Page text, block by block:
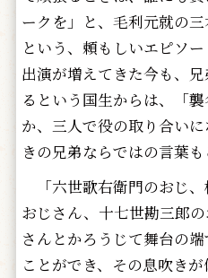
ークを」と、毛利元就の
という、頼もしいエピソ
出演が増えてきた今も、
るという国生からは、「
か、三人で役の取り合い
きの兄弟ならではの言葉も
「六世歌右衛門のおじ
おじさん、十七世勘三郎
さんとかろうじて舞台の
ことができ、その息吹き